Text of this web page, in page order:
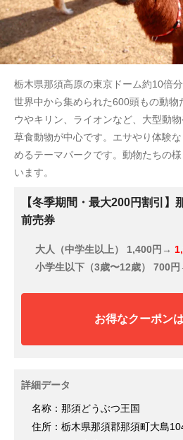
栃木県那須高原の東京ドーム約10倍
世界中から集められた600頭もの動物
ウやキリン、ライオンなど、大型動
草食動物が中心です。 エサやり体験
めるテーマパークです。動物たちの
います。
【冬季期間・最大200円割引】
前売券
大人（中学生以上） 1,400円→
小学生以下（3歳〜12歳）
700
お得なクーポン
詳細データ
名称：那須どうぶつ王国
住所：栃木県那須郡那須町大島